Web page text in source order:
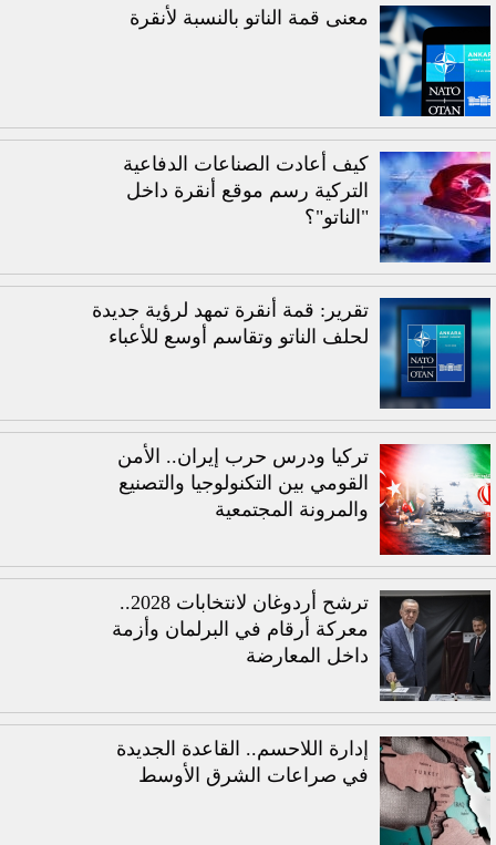
معنى قمة الناتو بالنسبة لأنقرة
كيف أعادت الصناعات الدفاعية
التركية رسم موقع أنقرة داخل
"الناتو"؟
تقرير: قمة أنقرة تمهد لرؤية جديدة
لحلف الناتو وتقاسم أوسع للأعباء
تركيا ودرس حرب إيران.. الأمن
القومي بين التكنولوجيا والتصنيع
والمرونة المجتمعية
ترشح أردوغان لانتخابات 2028..
معركة أرقام في البرلمان وأزمة
داخل المعارضة
إدارة اللاحسم.. القاعدة الجديدة
في صراعات الشرق الأوسط